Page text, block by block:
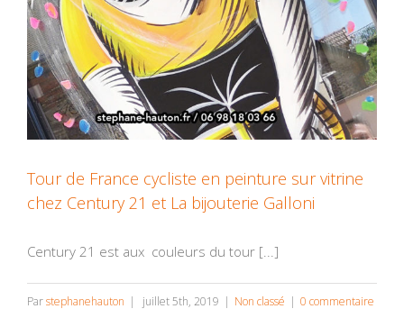
Tour de France cycliste en peinture sur vitrine
chez Century 21 et La bijouterie Galloni
Century 21 est aux couleurs du tour [...]
Parstephanehauton | juillet 5th, 2019 | Non classé | 0 commentaire